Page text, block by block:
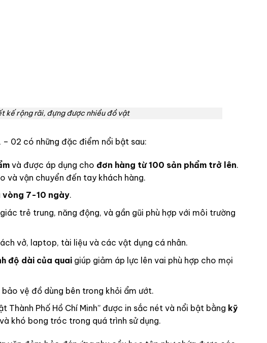
kế rộng rãi, đựng được nhiều đồ vật
02 có những đặc điểm nổi bật sau:
và được áp dụng cho đơn hàng từ 100 sản phẩm trở lên.
và vận chuyển đến tay khách hàng.
7-10 ngày.
trẻ trung, năng động, và gần gũi phù hợp với môi trường
vở, laptop, tài liệu và các vật dụng cá nhân.
độ dài của quaigiúp giảm áp lực lên vai phù hợp cho mọi
vệ đồ dùng bên trong khỏi ẩm ướt.
Thành Phố Hồ Chí Minh” được in sắc nét và nổi bật bằng kỹ
khó bong tróc trong quá trình sử dụng.